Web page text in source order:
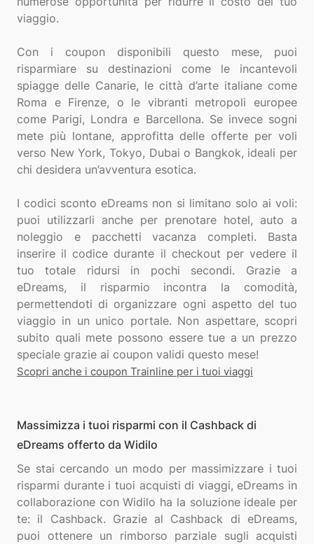
viaggio.
Con i coupon disponibili questo mese, puoi
risparmiare su destinazioni come le incantevoli
spiagge delle Canarie, le città d’arte italiane come
Roma e Firenze, o le vibranti metropoli europee
come Parigi, Londra e Barcellona. Se invece sogni
mete più lontane, approfitta delle offerte per voli
verso New York, Tokyo, Dubai o Bangkok, ideali per
chi desidera un’avventura esotica.
I codici sconto eDreams non si limitano solo ai voli:
puoi utilizzarli anche per prenotare hotel, auto a
noleggio e pacchetti vacanza completi. Basta
inserire il codice durante il checkout per vedere il
tuo totale ridursi in pochi secondi. Grazie a
eDreams, il risparmio incontra la comodità,
permettendoti di organizzare ogni aspetto del tuo
viaggio in un unico portale. Non aspettare, scopri
subito quali mete possono essere tue a un prezzo
Scopri anche i coupon Trainline per i tuoi viaggi
Massimizza i tuoi risparmi con il Cashback di
eDreams offerto da Widilo
Se stai cercando un modo per massimizzare i tuoi
risparmi durante i tuoi acquisti di viaggi, eDreams in
collaborazione con Widilo ha la soluzione ideale per
te: il Cashback. Grazie al Cashback di eDreams,
puoi ottenere un rimborso parziale sugli acquisti